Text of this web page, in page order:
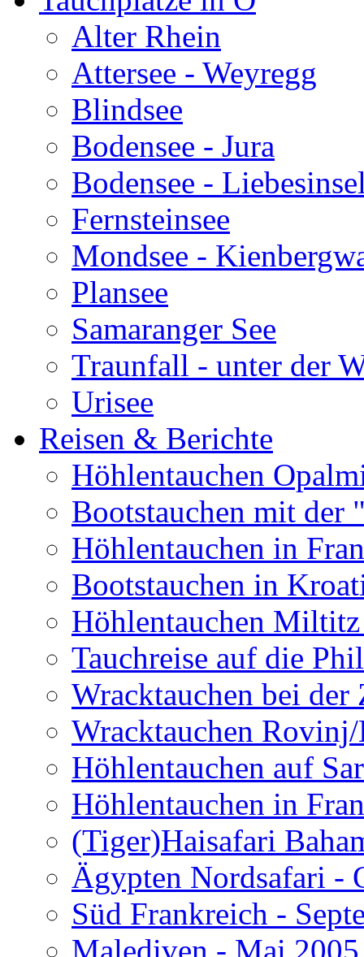
Alter Rhein
Attersee - Weyregg
Blindsee
Bodensee - Jura
Bodensee -
Fernsteinsee
Mondsee -
Plansee
Samaranger See
Traunfall - unter der
Urisee
Reisen & Berichte
Höhlentauchen
Bootstauchen mit
Höhlentauchen in
Bootstauchen in
Höhlentauchen
Tauchreise auf die
Wracktauchen bei der
Wracktauchen
Höhlentauchen auf
Höhlentauchen in
(Tiger)Haisafari
Ägypten Nordsafari -
Süd Frankreich -
Malediven - Mai 2005